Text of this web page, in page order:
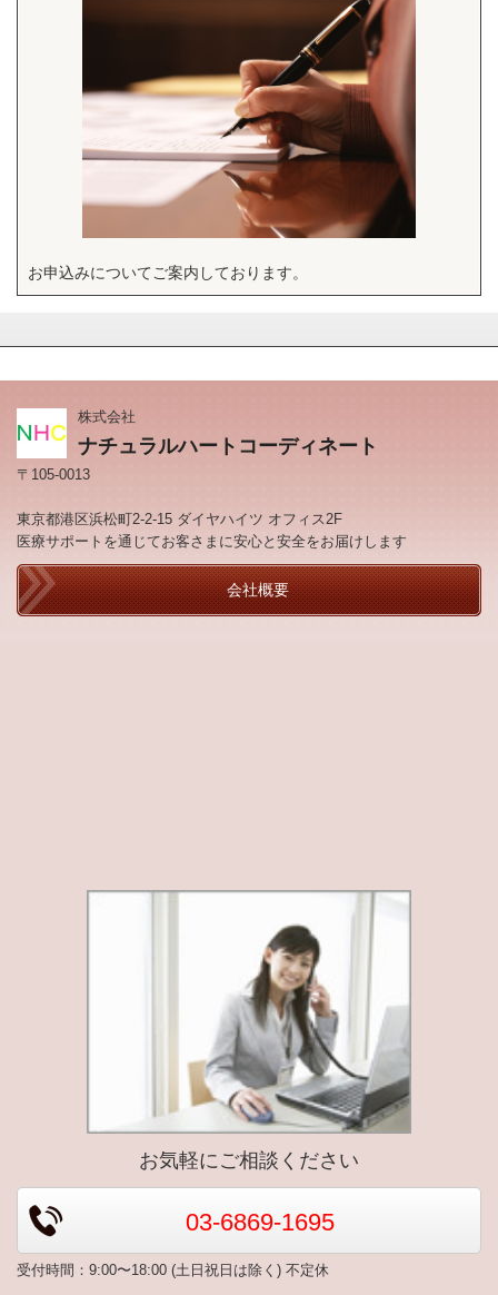
お申込みについてご案内しております。
株式会社
ナチュラルハートコーディネート
〒105-0013
東京都港区浜松町2-2-15 ダイヤハイツ オフィス2F
医療サポートを通じてお客さまに安心と安全をお届けします
会社概要
お気軽にご相談ください
03-6869-1695
受付時間：9:00〜18:00 (土日祝日は除く) 不定休